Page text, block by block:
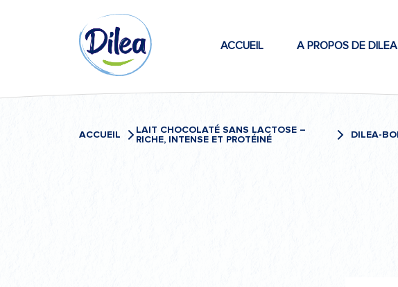
Dilea
Zero
Lactose
ACCUEIL A PROPOS DE DILEA
ACCUEIL
LAIT CHOCOLATÉ SANS LACTOSE –
RICHE, INTENSE ET PROTÉINÉ